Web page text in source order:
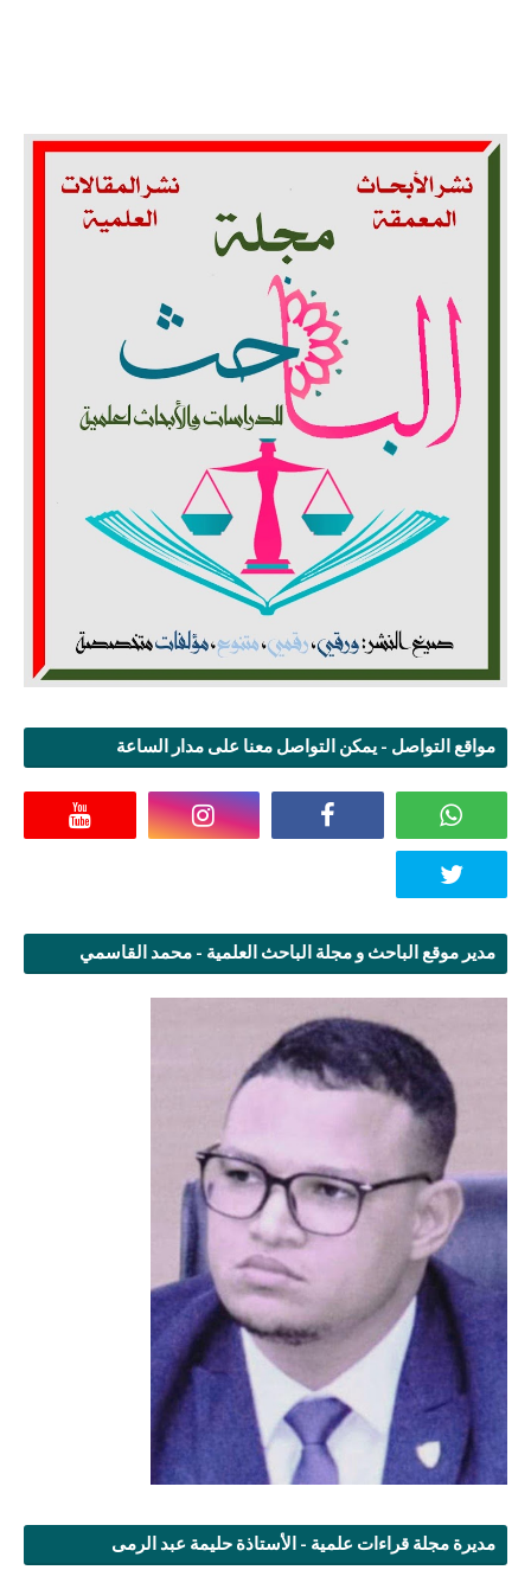
مواقع التواصل - يمكن التواصل معنا على مدار الساعة
مدير موقع الباحث و مجلة الباحث العلمية - محمد القاسمي
مديرة مجلة قراءات علمية - الأستاذة حليمة عبد الرمى